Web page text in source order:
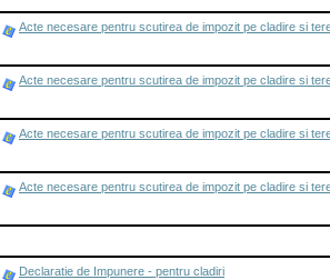
Acte necesare pentru scutirea de impozit pe cladire si
Acte necesare pentru scutirea de impozit pe cladire si
Acte necesare pentru scutirea de impozit pe cladire si
Acte necesare pentru scutirea de impozit pe cladire si
Declaratie de Impunere - pentru cladiri